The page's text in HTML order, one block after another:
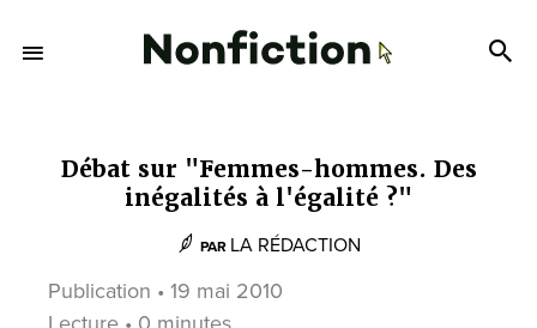
Débat sur "Femmes-hommes. Des
inégalités à l'égalité ?"
PAR LA RÉDACTION
Publication • 19 mai 2010